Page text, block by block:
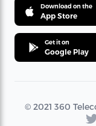
Download on the
App Store
Get it on
Google Play
© 2021 360